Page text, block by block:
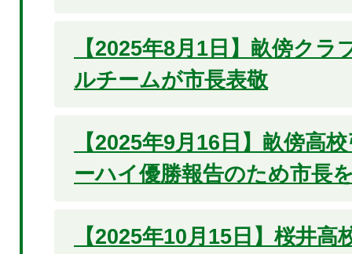
【2025年8月1日】畝傍クラ
ルチームが市長表敬
【2025年9月16日】畝傍高
ーハイ優勝報告のため市長
【2025年10月15日】桜井